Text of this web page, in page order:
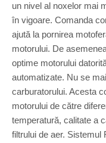
un nivel al noxelor mai
în vigoare. Comanda
ajută la pornirea
motorului. De
optime motorului
automatizate. Nu se
carburatorului. Acesta
motorului de către
temperatură, calitate a
filtrului de aer. Sistemul